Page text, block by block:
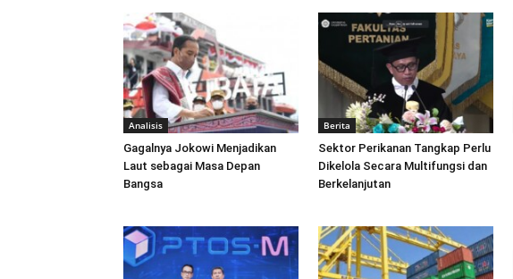
Analisis
Gagalnya Jokowi Menjadikan
Laut sebagai Masa Depan
Bangsa
Berita
Sektor Perikanan Tangkap Perlu
Dikelola Secara Multifungsi dan
Berkelanjutan